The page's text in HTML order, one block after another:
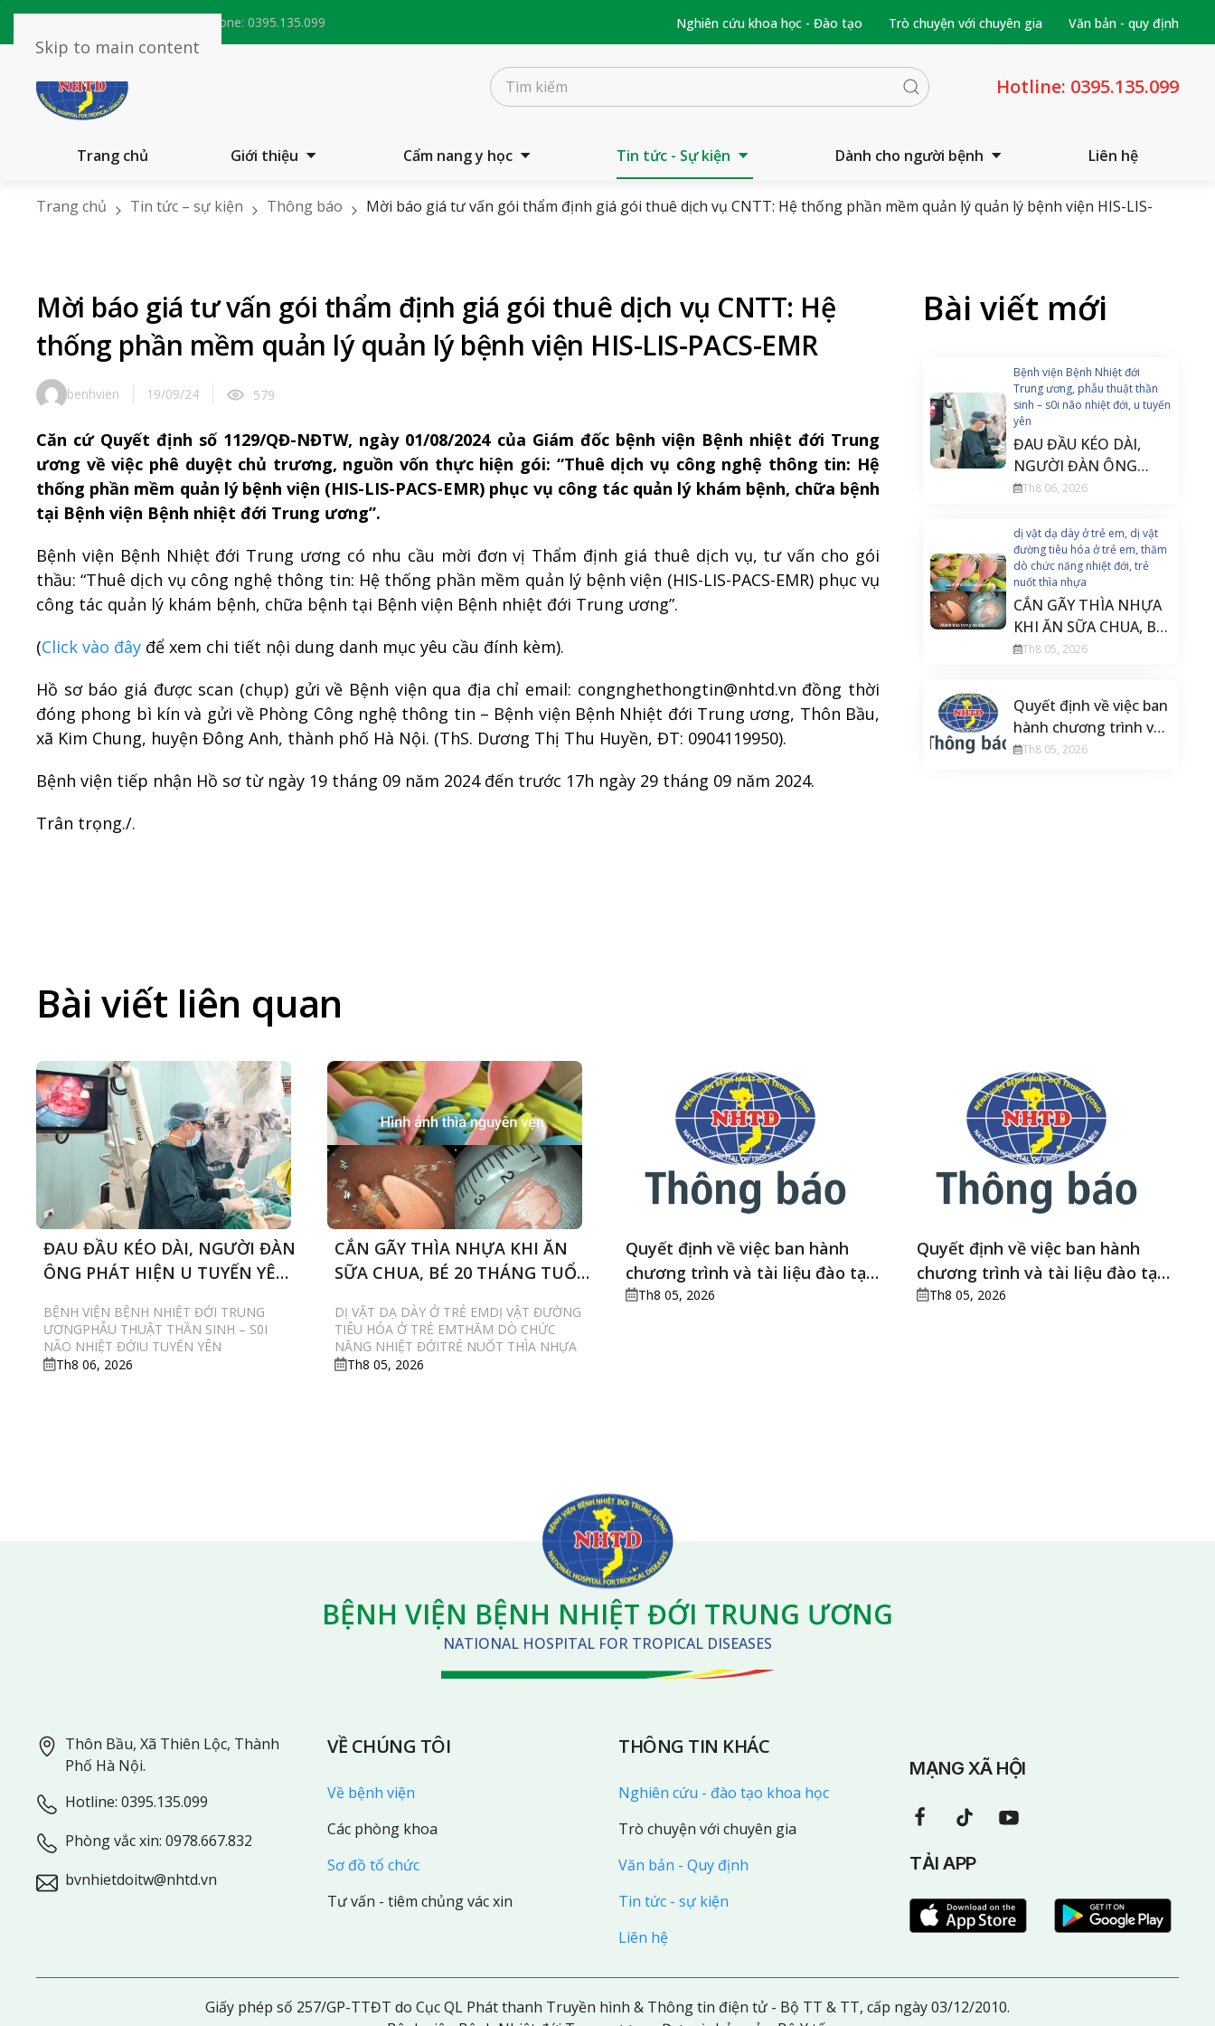
Skip to main content
Phone: 0395.135.099 Nghiên cứu khoa học - Đào tạo Trò chuyện với chuyên gia Văn bản - quy định
Hotline: 0395.135.099
Trang chủ Giới thiệu Cẩm nang y học Tin tức - Sự kiện Dành cho người bệnh Liên hệ
Trang chủ Tin tức – sự kiện Thông báo
Mời báo giá tư vấn gói thẩm định giá gói thuê dịch vụ CNTT: Hệ thống phần mềm quản lý quản lý bệnh viện HIS-LIS-
Mời báo giá tư vấn gói thẩm định giá gói thuê dịch vụ CNTT: Hệ
thống phần mềm quản lý quản lý bệnh viện HIS-LIS-PACS-EMR
benhvien 19/09/24 579
Căn cứ Quyết định số 1129/QĐ-NĐTW, ngày 01/08/2024 của Giám đốc bệnh viện Bệnh nhiệt đới Trung
ương về việc phê duyệt chủ trương, nguồn vốn thực hiện gói: “Thuê dịch vụ công nghệ thông tin: Hệ
thống phần mềm quản lý bệnh viện (HIS-LIS-PACS-EMR) phục vụ công tác quản lý khám bệnh, chữa bệnh
tại Bệnh viện Bệnh nhiệt đới Trung ương”.
Bệnh viện Bệnh Nhiệt đới Trung ương có nhu cầu mời đơn vị Thẩm định giá thuê dịch vụ, tư vấn cho gói
thầu: “Thuê dịch vụ công nghệ thông tin: Hệ thống phần mềm quản lý bệnh viện (HIS-LIS-PACS-EMR) phục vụ
công tác quản lý khám bệnh, chữa bệnh tại Bệnh viện Bệnh nhiệt đới Trung ương”.
(Click vào đây để xem chi tiết nội dung danh mục yêu cầu đính kèm).
Hồ sơ báo giá được scan (chụp) gửi về Bệnh viện qua địa chỉ email: congnghethongtin@nhtd.vn đồng thời
đóng phong bì kín và gửi về Phòng Công nghệ thông tin – Bệnh viện Bệnh Nhiệt đới Trung ương, Thôn Bầu,
xã Kim Chung, huyện Đông Anh, thành phố Hà Nội. (ThS. Dương Thị Thu Huyền, ĐT: 0904119950).
Bệnh viện tiếp nhận Hồ sơ từ ngày 19 tháng 09 năm 2024 đến trước 17h ngày 29 tháng 09 năm 2024.
Trân trọng./.
Bài viết mới
Bệnh viện Bệnh Nhiệt đới
Trung ương, phẫu thuật thần
sinh – s0i não nhiệt đới, u tuyến
yên
ĐAU ĐẦU KÉO DÀI,
NGƯỜI ĐÀN ÔNG
PHÁT HIỆN U TUYẾN
Th8 06, 2026
dị vật dạ dày ở trẻ em, dị vật
đường tiêu hóa ở trẻ em, thăm
dò chức năng nhiệt đới, trẻ
nuốt thìa nhựa
CẮN GÃY THÌA NHỰA
KHI ĂN SỮA CHUA, BÉ
20 THÁNG TUỔI PHẢI
Th8 05, 2026
Quyết định về việc ban
hành chương trình và
tài liệu đào tạo liên tục
Th8 05, 2026
Bài viết liên quan
ĐAU ĐẦU KÉO DÀI, NGƯỜI ĐÀN
ÔNG PHÁT HIỆN U TUYẾN YÊN
BỆNH VIỆN BỆNH NHIỆT ĐỚI TRUNG
ƯƠNGPHẪU THUẬT THẦN SINH – S0I
NÃO NHIỆT ĐỚIU TUYẾN YÊN
Th8 06, 2026
CẮN GÃY THÌA NHỰA KHI ĂN
SỮA CHUA, BÉ 20 THÁNG TUỔI
DỊ VẬT DẠ DÀY Ở TRẺ EMDỊ VẬT ĐƯỜNG
TIÊU HÓA Ở TRẺ EMTHĂM DÒ CHỨC
NĂNG NHIỆT ĐỚITRẺ NUỐT THÌA NHỰA
Th8 05, 2026
Quyết định về việc ban hành
chương trình và tài liệu đào tạo
liên tục Điều dưỡng gây mê hồi
Th8 05, 2026
Quyết định về việc ban hành
chương trình và tài liệu đào tạo
liên tục Điều dưỡng trưởng,
Th8 05, 2026
BỆNH VIỆN BỆNH NHIỆT ĐỚI TRUNG ƯƠNG
NATIONAL HOSPITAL FOR TROPICAL DISEASES
Thôn Bầu, Xã Thiên Lộc, Thành
Phố Hà Nội.
Hotline: 0395.135.099
Phòng vắc xin: 0978.667.832
bvnhietdoitw@nhtd.vn
VỀ CHÚNG TÔI
Về bệnh viện
Các phòng khoa
Sơ đồ tổ chức
Tư vấn - tiêm chủng vác xin
THÔNG TIN KHÁC
Nghiên cứu - đào tạo khoa học
Trò chuyện với chuyên gia
Văn bản - Quy định
Tin tức - sự kiện
Liên hệ
MẠNG XÃ HỘI
TẢI APP
Giấy phép số 257/GP-TTĐT do Cục QL Phát thanh Truyền hình & Thông tin điện tử - Bộ TT & TT, cấp ngày 03/12/2010.